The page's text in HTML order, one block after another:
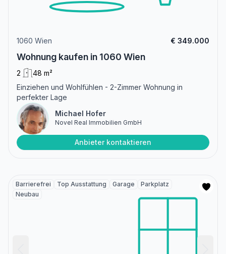
1060 Wien € 349.000
Wohnung kaufen in 1060 Wien
2
48 m²
Einziehen und Wohlfühlen - 2-Zimmer Wohnung in
perfekter Lage
Michael Hofer
Novel Real Immobilien GmbH
Anbieter kontaktieren
Barrierefrei Top Ausstattung Garage
Parkplatz
Neubau